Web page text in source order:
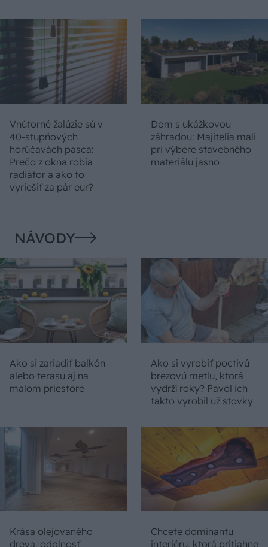
Vnútorné žalúzie sú v
40-stupňových
horúčavách pasca:
Prečo z okna robia
radiátor a ako to
vyriešiť za pár eur?
Dom s ukážkovou
záhradou: Majitelia mali
pri výbere stavebného
materiálu jasno
NÁVODY
Ako si zariadiť balkón
alebo terasu aj na
malom priestore
Ako si vyrobiť poctivú
brezovú metlu, ktorá
vydrží roky? Pavol ich
takto vyrobil už stovky
Krása olejovaného
dreva, odolnosť
Chcete dominantu
interiéru, ktorá pritiahne